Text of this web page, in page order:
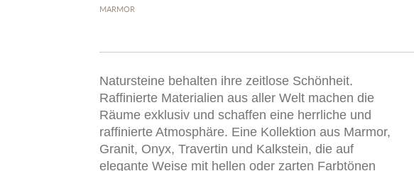
MARMOR
Natursteine behalten ihre zeitlose Schönheit.
Raffinierte Materialien aus aller Welt machen die
Räume exklusiv und schaffen eine herrliche und
raffinierte Atmosphäre. Eine Kollektion aus Marmor,
Granit, Onyx, Travertin und Kalkstein, die auf
elegante Weise mit hellen oder zarten Farbtönen